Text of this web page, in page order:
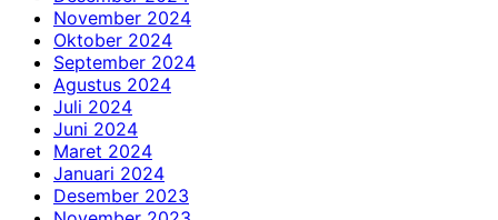
November 2024
Oktober 2024
September 2024
Agustus 2024
Juli 2024
Juni 2024
Maret 2024
Januari 2024
Desember 2023